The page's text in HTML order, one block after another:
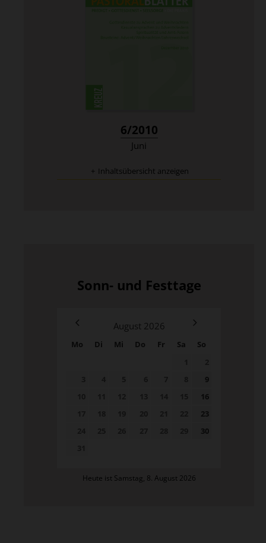
6/2010
Juni
Inhaltsübersicht anzeigen
Sonn- und Festtage
August 2026
Mo Di Mi Do Fr Sa
So
9
16
23
30
Heute ist Samstag, 8. August 2026